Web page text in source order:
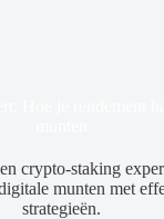
crypto-staking
munten met
strategieën.